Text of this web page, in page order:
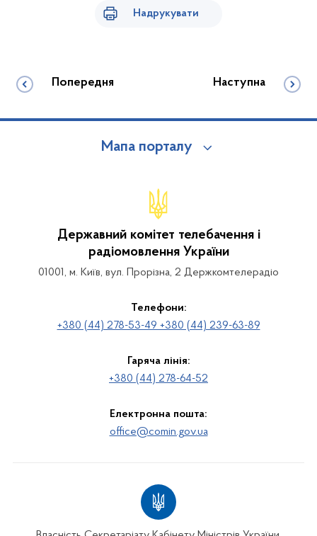
Надрукувати
Попередня Наступна
Мапа порталу
Державний комітет телебачення і
радіомовлення України
01001, м. Київ, вул. Прорізна, 2 Держкомтелерадіо
Телефони:
+380 (44) 278-53-49 +380 (44) 239-63-89
Гаряча лінія:
+380 (44) 278-64-52
Електронна пошта:
office@comin.gov.ua